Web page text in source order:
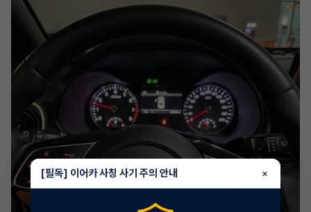
[필독] 이어카 사칭 사기 주의 안내 ×